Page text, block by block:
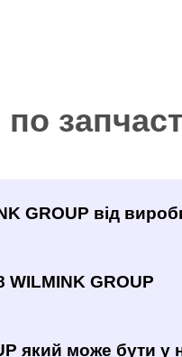
GROUP від
WILMINK GROUP
який може бути у